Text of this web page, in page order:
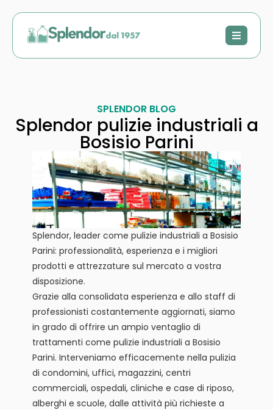
SPLENDOR BLOG
Splendor pulizie industriali a
Bosisio Parini
Splendor, leader come pulizie industriali a Bosisio
Parini: professionalità, esperienza e i migliori
prodotti e attrezzature sul mercato a vostra
disposizione.
Grazie alla consolidata esperienza e allo staff di
professionisti costantemente aggiornati, siamo
in grado di offrire un ampio ventaglio di
trattamenti come pulizie industriali a Bosisio
Parini. Interveniamo efficacemente nella pulizia
di condomini, uffici, magazzini, centri
commerciali, ospedali, cliniche e case di riposo,
alberghi e scuole, dalle attività più richieste a